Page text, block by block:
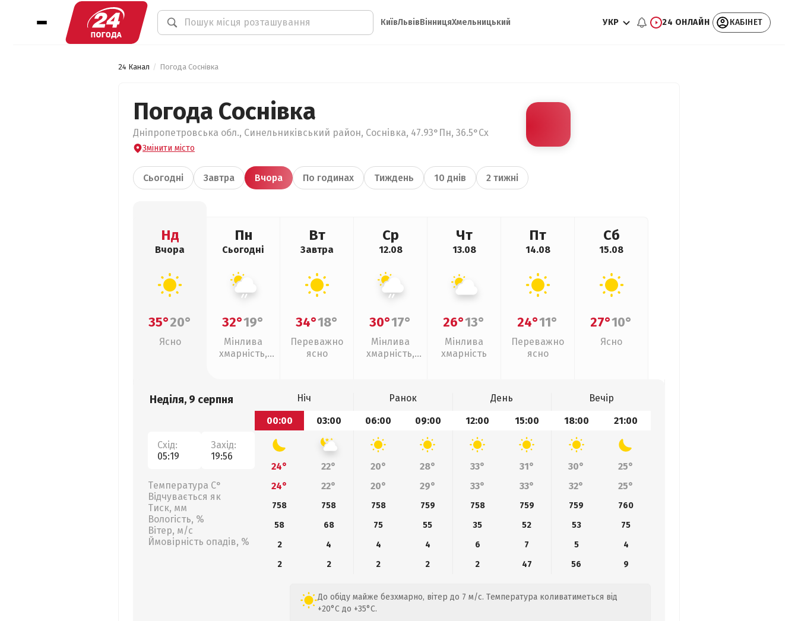
КиївЛьвівВінницяХмельницький УКР 24 ОНЛАЙН КАБІНЕТ
24 Канал Погода Соснівка
Погода Соснівка
Дніпропетровська обл., Синельниківський район, Соснівка, 47.93°Пн, 36.5°Сх
Змінити місто
Сьогодні Завтра Вчора По годинах Тиждень 10 днів 2 тижні
Нд
Вчора
35°20°
Ясно
Пн
Сьогодні
32°19°
Мінлива
хмарність,
Вт
Завтра
34°18°
Переважно
ясно
Ср
12.08
30°17°
Мінлива
хмарність,
Чт
13.08
26°13°
Мінлива
хмарність
Пт
14.08
24°11°
Переважно
ясно
Сб
15.08
27°10°
Ясно
Неділя, 9 серпня
Схід:
05:19
Захід:
19:56
Температура С°
Відчувається як
Тиск, мм
Вологість, %
Вітер, м/с
Ймовірність опадів, %
Ніч Ранок День
Вечір
00:00
03:00 06:00 09:00 12:00 15:00 18:00 21:00
24° 22° 20° 28° 33° 31° 30°
25°
24°
22° 20° 29° 33° 33° 32° 25°
758 758 758 759 758 759 759
760
58
68 75 55 35 52 53
75
2
4 4 4 6 7 5
4
2
2 2 2 2 47 56 9
До обіду майже безхмарно, вітер до 7 м/с. Температура коливатиметься від
+20°C до +35°C.